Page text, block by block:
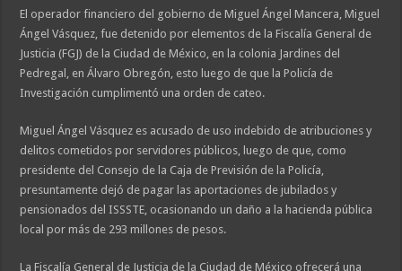
El operador financiero del gobierno de Miguel Ángel Mancera, Miguel
Ángel Vásquez, fue detenido por elementos de la Fiscalía General de
Justicia (FGJ) de la Ciudad de México, en la colonia Jardines del
Pedregal, en Álvaro Obregón, esto luego de que la Policía de
Investigación cumplimentó una orden de cateo.
Miguel Ángel Vásquez es acusado de uso indebido de atribuciones y
delitos cometidos por servidores públicos, luego de que, como
presidente del Consejo de la Caja de Previsión de la Policía,
presuntamente dejó de pagar las aportaciones de jubilados y
pensionados del ISSSTE, ocasionando un daño a la hacienda pública
local por más de 293 millones de pesos.
La Fiscalía General de Justicia de la Ciudad de México ofrecerá una